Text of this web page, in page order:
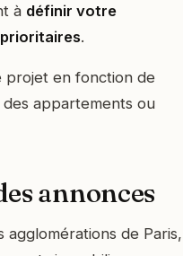
à définir votre
.
projet en fonction de
appartements ou
annonces
agglomérations de Paris,